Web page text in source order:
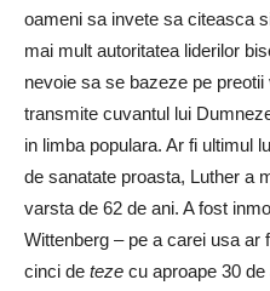
oameni sa invete sa citeasca
mai mult autoritatea liderilor
nevoie sa se bazeze pe
transmite cuvantul lui
in limba populara. Ar fi ultimul
de sanatate proasta, Luther a
varsta de 62 de ani. A fost
Wittenberg – pe a carei usa ar
cinci de teze cu aproape 30